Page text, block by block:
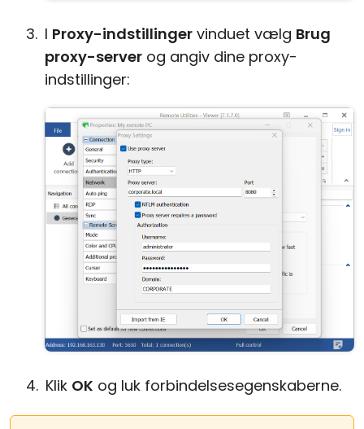
I Proxy-indstillinger vinduet vælg Brug
proxy-server og angiv dine proxy-
indstillinger:
Klik OK og luk forbindelsesegenskaberne.